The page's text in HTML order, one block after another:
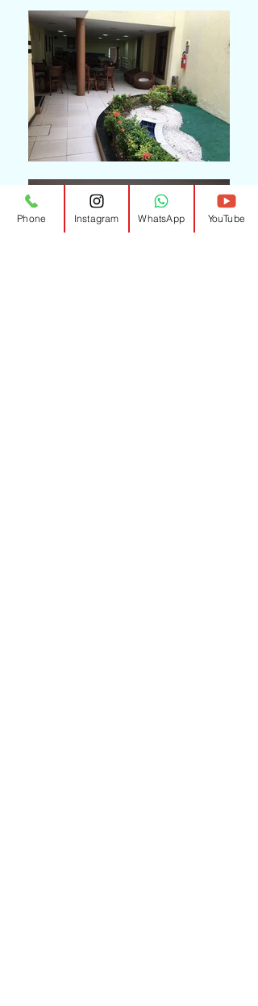
Phone Instagram WhatsApp YouTube